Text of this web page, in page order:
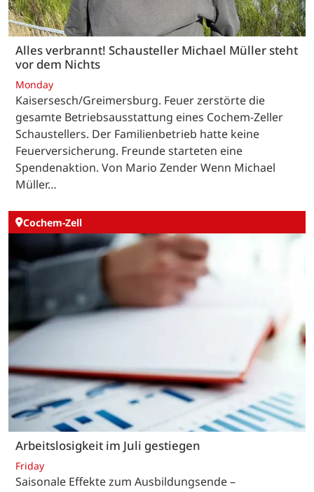
Alles verbrannt! Schausteller Michael Müller steht
vor dem Nichts
Monday
Kaisersesch/Greimersburg. Feuer zerstörte die
gesamte Betriebsausstattung eines Cochem-Zeller
Schaustellers. Der Familienbetrieb hatte keine
Feuerversicherung. Freunde starteten eine
Spendenaktion. Von Mario Zender Wenn Michael
Müller…
Cochem-Zell
Arbeitslosigkeit im Juli gestiegen
Friday
Saisonale Effekte zum Ausbildungsende –